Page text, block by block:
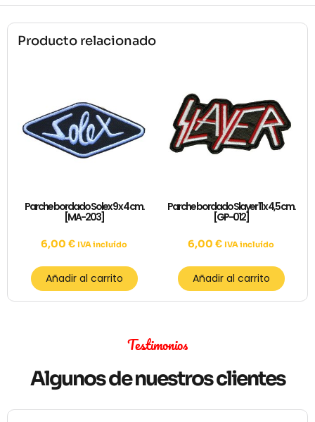
Producto relacionado
Parche bordado Solex 9 x 4 cm.
[MA-203]
6,00 € IVA incluído
Añadir al carrito
Parche bordado Slayer 11 x 4,5 cm.
[GP-012]
6,00 € IVA incluído
Añadir al carrito
Testimonios
Algunos de nuestros clientes